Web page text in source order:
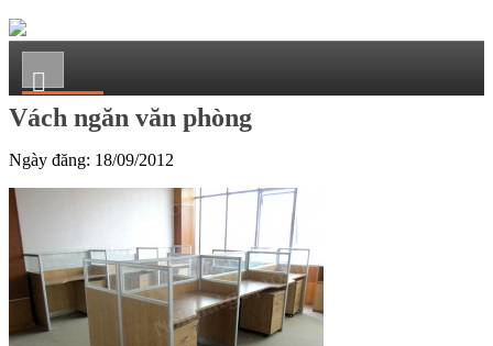
Vách ngăn văn phòng
Ngày đăng: 18/09/2012